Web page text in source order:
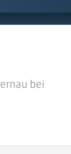
bei